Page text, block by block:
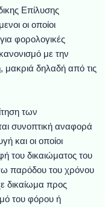
Επίλυσης
οι οποίοι
φορολογικές
με την
μακριά δηλαδή από τις
των
συνοπτική αναφορά
και οι οποίοι
του δικαιώματος του
παρόδου του χρόνου
δικαίωμα προς
του φόρου ή